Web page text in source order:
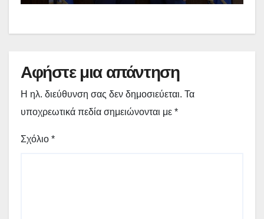
εργασίες στο Δημοτικό Στάδιο
Αφήστε μια απάντηση
Η ηλ. διεύθυνση σας δεν δημοσιεύεται. Τα
υποχρεωτικά πεδία σημειώνονται με *
Σχόλιο *